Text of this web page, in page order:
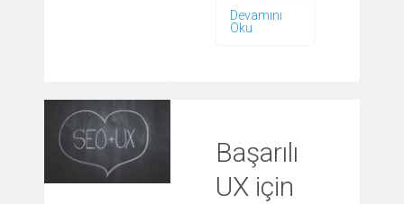
Devamını
Oku
Başarılı
UX için